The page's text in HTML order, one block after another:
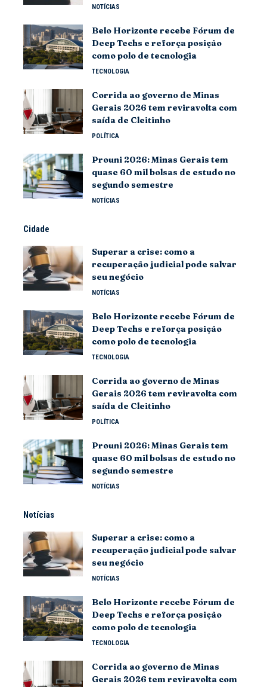
NOTÍCIAS
Belo Horizonte recebe Fórum de
Deep Techs e reforça posição
como polo de tecnologia
TECNOLOGIA
Corrida ao governo de Minas
Gerais 2026 tem reviravolta com
saída de Cleitinho
POLÍTICA
Prouni 2026: Minas Gerais tem
quase 60 mil bolsas de estudo no
segundo semestre
NOTÍCIAS
Cidade
Superar a crise: como a
recuperação judicial pode salvar
seu negócio
NOTÍCIAS
Belo Horizonte recebe Fórum de
Deep Techs e reforça posição
como polo de tecnologia
TECNOLOGIA
Corrida ao governo de Minas
Gerais 2026 tem reviravolta com
saída de Cleitinho
POLÍTICA
Prouni 2026: Minas Gerais tem
quase 60 mil bolsas de estudo no
segundo semestre
NOTÍCIAS
Notícias
Superar a crise: como a
recuperação judicial pode salvar
seu negócio
NOTÍCIAS
Belo Horizonte recebe Fórum de
Deep Techs e reforça posição
como polo de tecnologia
TECNOLOGIA
Corrida ao governo de Minas
Gerais 2026 tem reviravolta com